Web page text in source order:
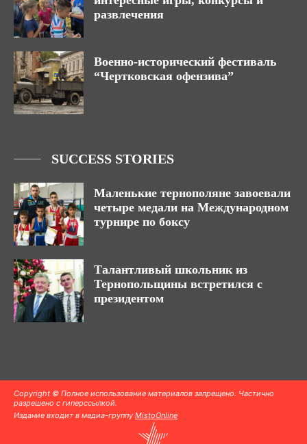
развлечения
Военно-исторический фестиваль
“Чертковская офензива”
SUCCESS STORIES
Маленькие тернополяне завоевали
четыре медали на Международном
турнире по боксу
Талантливый школьник из
Тернопольщины встретился с
президентом
Copyright © Полное использование материалов запрещено. Частично
разрешено с гиперссылкой.
Издание входит в медиа-группу MistoOnline